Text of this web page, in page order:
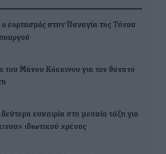
εορτασμός στην Παναγία της Τήνου
του Μάνου Κόκκινου για τον θάνατο
ευκαιρία στη μεσαία τάξη για
ιδιωτικού χρέους